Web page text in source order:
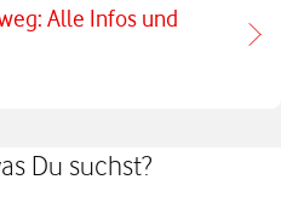
Alle Infos und
Du suchst?